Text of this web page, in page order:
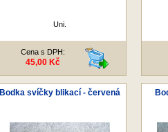
Uni.
Cena s DPH:
45,00 Kč
Bodka svíčky blikací - červená